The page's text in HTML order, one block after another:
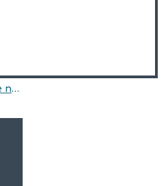
Adidasi mamici din piele naturala model HAZEL